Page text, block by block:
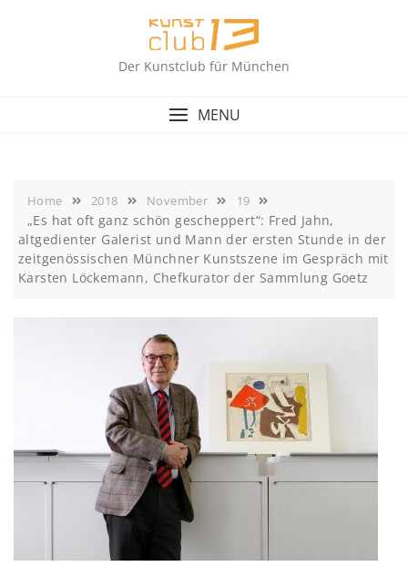
Der Kunstclub für München
MENU
Home 2018 November 19
„Es hat oft ganz schön gescheppert“: Fred Jahn,
altgedienter Galerist und Mann der ersten Stunde in der
zeitgenössischen Münchner Kunstszene im Gespräch mit
Karsten Löckemann, Chefkurator der Sammlung Goetz